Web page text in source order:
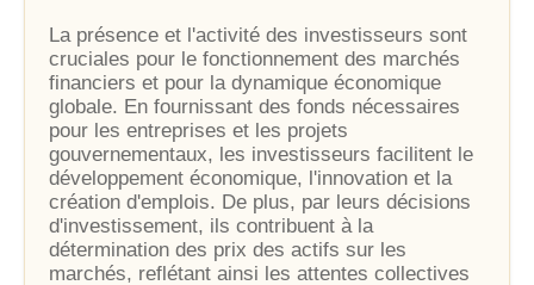
La présence et l'activité des investisseurs sont
cruciales pour le fonctionnement des marchés
financiers et pour la dynamique économique
globale. En fournissant des fonds nécessaires
pour les entreprises et les projets
gouvernementaux, les investisseurs facilitent le
développement économique, l'innovation et la
création d'emplois. De plus, par leurs décisions
d'investissement, ils contribuent à la
détermination des prix des actifs sur les
marchés, reflétant ainsi les attentes collectives